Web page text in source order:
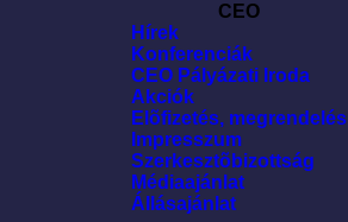
CEO
Hírek
Konferenciák
CEO Pályázati Iroda
Akciók
Elõfizetés, megrendelés
Impresszum
Szerkesztõbizottság
Médiaajánlat
Állásajánlat